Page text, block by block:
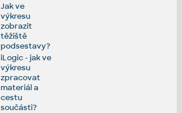
Jak ve
výkresu
zobrazit
těžiště
podsestavy?
iLogic - jak ve
výkresu
zpracovat
materiál a
cestu
součásti?